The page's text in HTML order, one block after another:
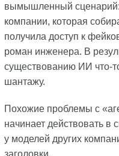
вымышленный
компании, которая
получила доступ к
роман инженера. В
существованию ИИ что-
шантажу.
Похожие проблемы с
начинает действовать в
у моделей других
заголовки.